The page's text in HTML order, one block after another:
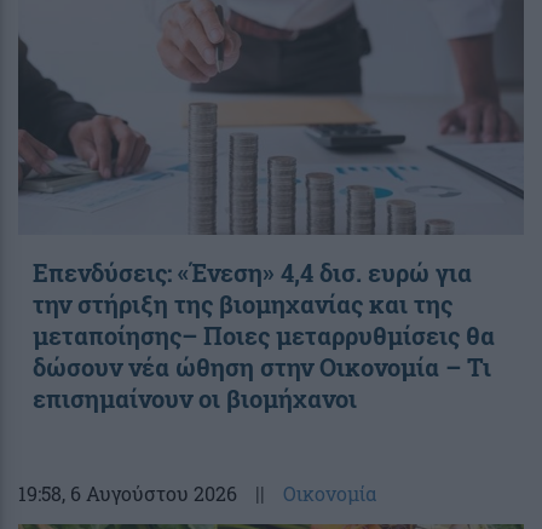
Επενδύσεις: «Ένεση» 4,4 δισ. ευρώ για
την στήριξη της βιομηχανίας και της
μεταποίησης– Ποιες μεταρρυθμίσεις θα
δώσουν νέα ώθηση στην Οικονομία – Τι
επισημαίνουν οι βιομήχανοι
19:58, 6 Αυγούστου 2026 || Οικονομία